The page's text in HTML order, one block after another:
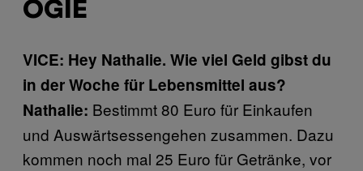
OGIE
VICE: Hey Nathalie. Wie viel Geld gibst du
in der Woche für Lebensmittel aus?
Nathalie: Bestimmt 80 Euro für Einkaufen
und Auswärtsessengehen zusammen. Dazu
kommen noch mal 25 Euro für Getränke, vor